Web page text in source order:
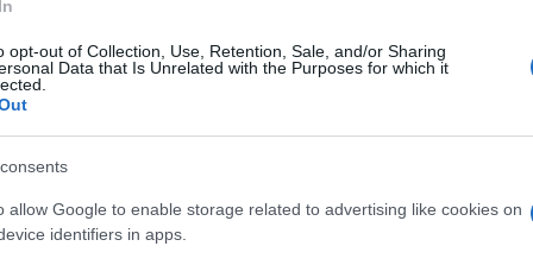
opt-out of Collection, Use, Retention, Sale, and/or Sharing
Data that Is Unrelated with the Purposes for which it
allow Google to enable storage related to advertising like cookies on
identifiers in apps.